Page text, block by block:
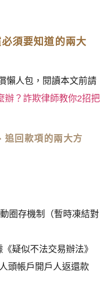
須要知道的兩大
懶人包，閱讀本文前請
辦？詐欺律師教你2招把
追回款項的兩大方
圈存機制（暫時凍結對
疑似不法交易辦法》
頭帳戶開戶人返還款